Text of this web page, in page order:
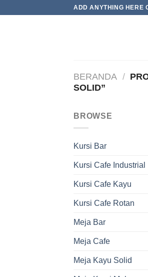
ADD ANYTHING HERE
BERANDA /
SOLID”
BROWSE
Kursi Bar
Kursi Cafe Industrial
Kursi Cafe Kayu
Kursi Cafe Rotan
Meja Bar
Meja Cafe
Meja Kayu Solid